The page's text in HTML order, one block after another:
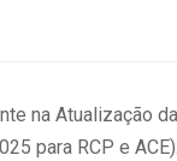
-
na Atualização
para RCP e